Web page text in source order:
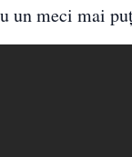
un meci mai